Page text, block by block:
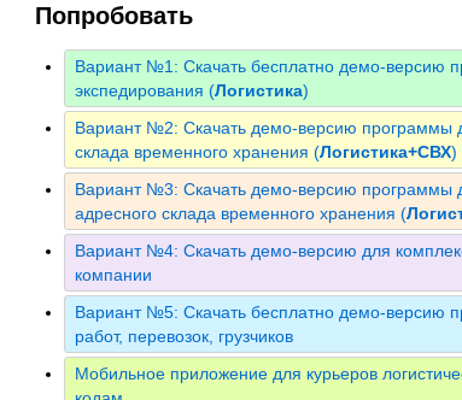
Попробовать
Вариант №1: Скачать бесплатно демо-версию
экспедирования (Логистика)
Вариант №2: Скачать демо-версию программы
склада временного хранения (Логистика+СВХ)
Вариант №3: Скачать демо-версию программы
адресного склада временного хранения (
Вариант №4: Скачать демо-версию для
компании
Вариант №5: Скачать бесплатно демо-версию
работ, перевозок, грузчиков
Мобильное приложение для курьеров